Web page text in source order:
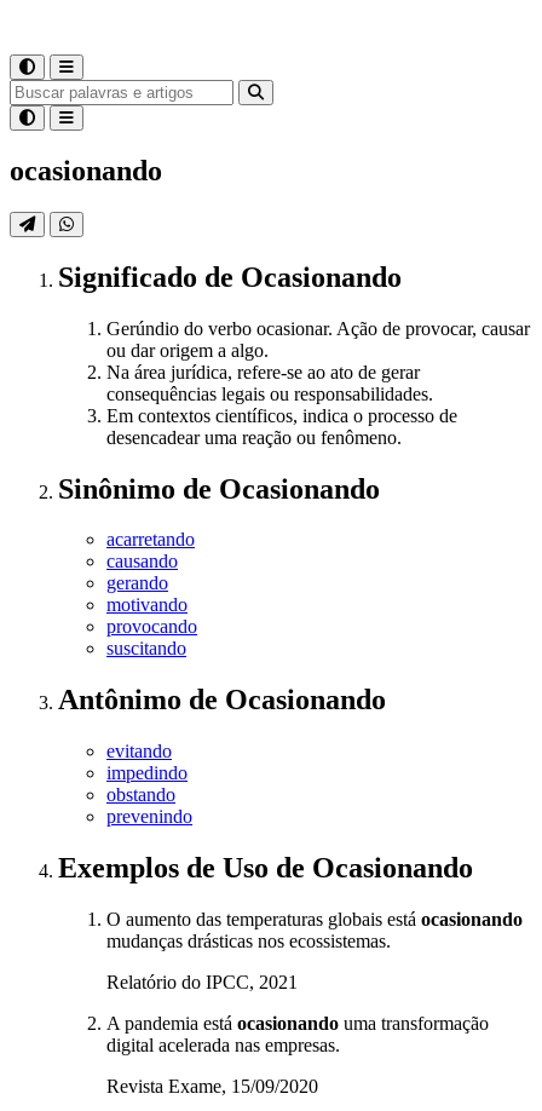
ocasionando
Significado de Ocasionando
Gerúndio do verbo ocasionar. Ação de provocar, causar
ou dar origem a algo.
Na área jurídica, refere-se ao ato de gerar
consequências legais ou responsabilidades.
Em contextos científicos, indica o processo de
desencadear uma reação ou fenômeno.
Sinônimo de Ocasionando
acarretando
causando
gerando
motivando
provocando
suscitando
Antônimo de Ocasionando
evitando
impedindo
obstando
prevenindo
Exemplos de Uso de Ocasionando
O aumento das temperaturas globais está ocasionando
mudanças drásticas nos ecossistemas.
Relatório do IPCC, 2021
A pandemia está ocasionando uma transformação
digital acelerada nas empresas.
Revista Exame, 15/09/2020